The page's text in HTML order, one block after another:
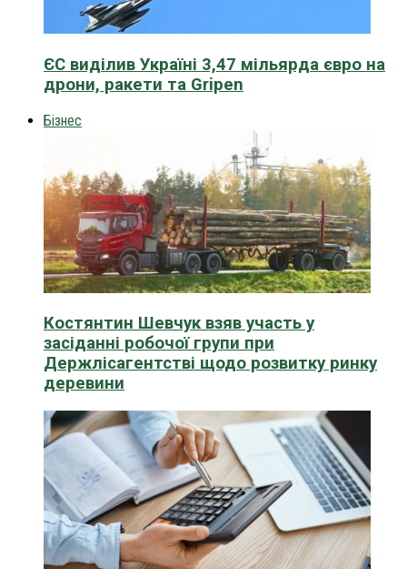
ЄС виділив Україні 3,47 мільярда євро на
дрони, ракети та Gripen
Бізнес
Костянтин Шевчук взяв участь у
засіданні робочої групи при
Держлісагентстві щодо розвитку ринку
деревини